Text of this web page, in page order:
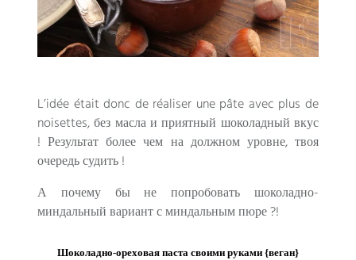
L’idée était donc de réaliser une pâte avec plus de
noisettes, без масла и приятный шоколадный вкус
! Результат более чем на должном уровне, твоя
очередь судить !
А почему бы не попробовать шоколадно-
миндальный вариант с миндальным пюре ?!
Шоколадно-ореховая паста своими руками {веган}